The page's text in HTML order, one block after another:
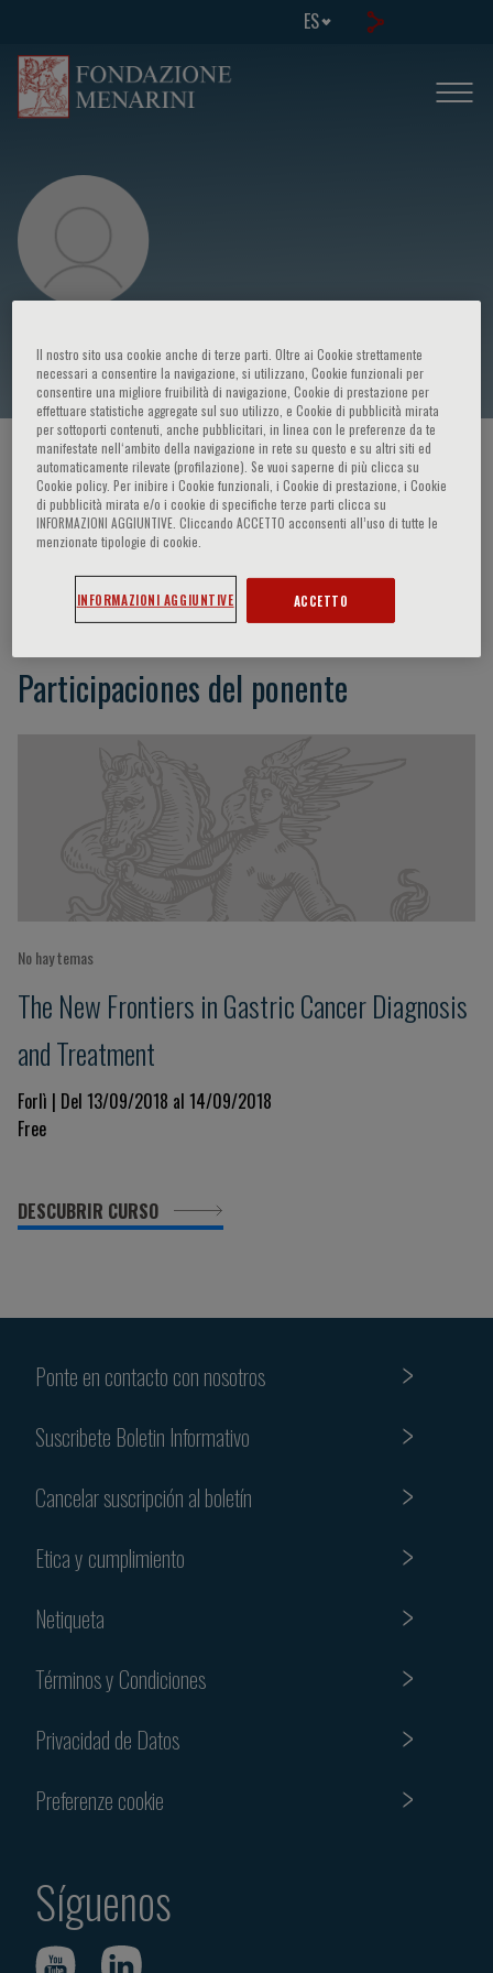
ES
Kazuhiro Yoshida
HOME PAGE / CURSOS Y EVENTOS / ORADOR
Kazuhiro Yoshida
Participaciones del ponente
No hay temas
The New Frontiers in Gastric Cancer Diagnosis
and Treatment
Forlì | Del 13/09/2018 al 14/09/2018
Free
DESCUBRIR CURSO
Ponte en contacto con nosotros
Suscribete Boletin Informativo
Cancelar suscripción al boletín
Etica y cumplimiento
Netiqueta
Términos y Condiciones
Privacidad de Datos
Preferenze cookie
Síguenos
Il nostro sito usa cookie anche di terze parti. Oltre ai Cookie strettamente
necessari a consentire la navigazione, si utilizzano, Cookie funzionali per
consentire una migliore fruibilità di navigazione, Cookie di prestazione per
effettuare statistiche aggregate sul suo utilizzo, e Cookie di pubblicità mirata
per sottoporti contenuti, anche pubblicitari, in linea con le preferenze da te
manifestate nell‘ambito della navigazione in rete su questo e su altri siti ed
automaticamente rilevate (profilazione). Se vuoi saperne di più clicca su
Cookie policy. Per inibire i Cookie funzionali, i Cookie di prestazione, i Cookie
di pubblicità mirata e/o i cookie di specifiche terze parti clicca su
INFORMAZIONI AGGIUNTIVE. Cliccando ACCETTO acconsenti all’uso di tutte le
menzionate tipologie di cookie.
INFORMAZIONI AGGIUNTIVE ACCETTO